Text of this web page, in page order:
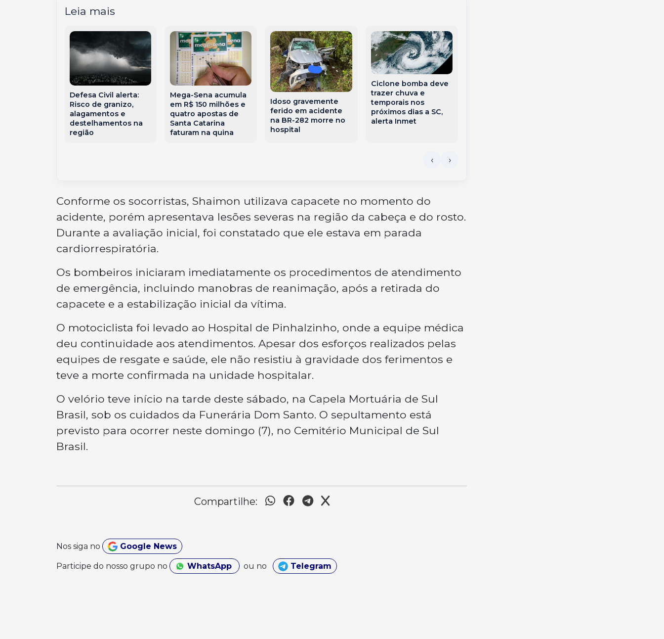
Leia mais
Defesa Civil alerta:
Risco de granizo,
alagamentos e
destelhamentos na
região
Mega-Sena acumula
em R$ 150 milhões e
quatro apostas de
Santa Catarina
faturam na quina
Idoso gravemente
ferido em acidente
na BR-282 morre no
hospital
Ciclone bomba deve
trazer chuva e
temporais nos
próximos dias a SC,
alerta Inmet
Conforme os socorristas, Shaimon utilizava capacete no momento do
acidente, porém apresentava lesões severas na região da cabeça e do rosto.
Durante a avaliação inicial, foi constatado que ele estava em parada
cardiorrespiratória.
Os bombeiros iniciaram imediatamente os procedimentos de atendimento
de emergência, incluindo manobras de reanimação, após a retirada do
capacete e a estabilização inicial da vítima.
O motociclista foi levado ao Hospital de Pinhalzinho, onde a equipe médica
deu continuidade aos atendimentos. Apesar dos esforços realizados pelas
equipes de resgate e saúde, ele não resistiu à gravidade dos ferimentos e
teve a morte confirmada na unidade hospitalar.
O velório teve início na tarde deste sábado, na Capela Mortuária de Sul
Brasil, sob os cuidados da Funerária Dom Santo. O sepultamento está
previsto para ocorrer neste domingo (7), no Cemitério Municipal de Sul
Brasil.
Compartilhe:
Nos siga no Google News
Participe do nosso grupo no WhatsApp ou no Telegram